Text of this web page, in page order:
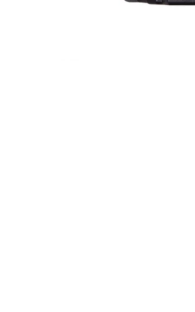
Incarcatoare acumulatori